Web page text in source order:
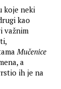
koje neki
kao
važnim
Mučenice
a
ih je na